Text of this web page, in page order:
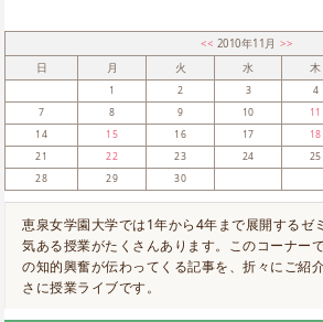
<< 2010年11月>>
日
月 火 水 木
1 2 3 4
7
8 9 10 11
14
15 16 17 18
21
22 23 24 25
28
29 30
恵泉女学園大学では1年から4年まで展開するゼ
気ある授業がたくさんあります。このコーナー
の知的興奮が伝わってくる記事を、折々にご紹
さに授業ライブです。